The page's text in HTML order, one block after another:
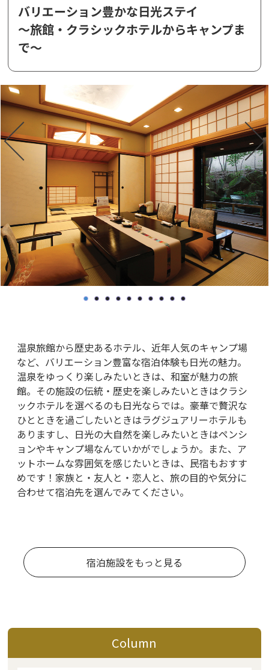
バリエーション豊かな日光ステイ
～旅館・クラシックホテルからキャンプま
で～
温泉旅館から歴史あるホテル、近年人気のキャンプ場
など、バリエーション豊富な宿泊体験も日光の魅力。
温泉をゆっくり楽しみたいときは、和室が魅力の旅
館。その施設の伝統・歴史を楽しみたいときはクラシ
ックホテルを選べるのも日光ならでは。豪華で贅沢な
ひとときを過ごしたいときはラグジュアリーホテルも
ありますし、日光の大自然を楽しみたいときはペンシ
ョンやキャンプ場なんていかがでしょうか。また、ア
ットホームな雰囲気を感じたいときは、民宿もおすす
めです！家族と・友人と・恋人と、旅の目的や気分に
合わせて宿泊先を選んでみてください。
宿泊施設をもっと見る
Column